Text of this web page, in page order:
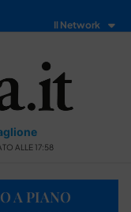
Il Network
ALLE 17:58
A PIANO